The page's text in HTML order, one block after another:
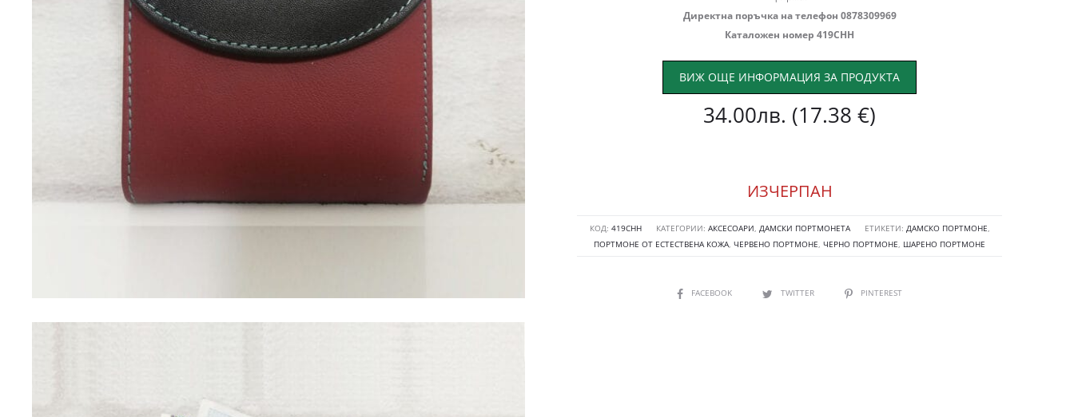
Директна поръчка на телефон 0878309969
Каталожен номер 419СНН
ВИЖ ОЩЕ ИНФОРМАЦИЯ ЗА ПРОДУКТА
34.00лв. (17.38 €)
ИЗЧЕРПАН
КОД: 419СНН КАТЕГОРИИ: АКСЕСОАРИ, ДАМСКИ ПОРТМОНЕТА ЕТИКЕТИ: ДАМСКО ПОРТМОНЕ,
ПОРТМОНЕ ОТ ЕСТЕСТВЕНА КОЖА, ЧЕРВЕНО ПОРТМОНЕ, ЧЕРНО ПОРТМОНЕ, ШАРЕНО ПОРТМОНЕ
SHAREFACEBOOK TWITTER PINTEREST